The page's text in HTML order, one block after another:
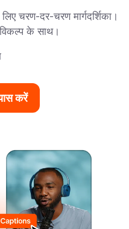
चरण-दर-चरण मार्गदर्शिका।
के साथ।
करें